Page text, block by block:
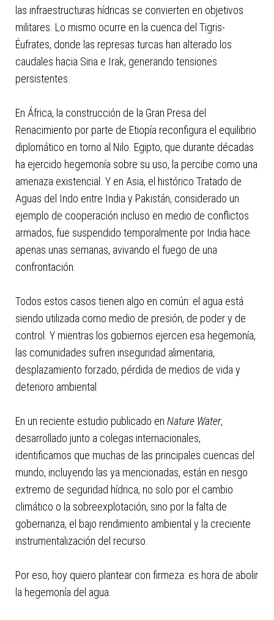
las infraestructuras hídricas se convierten en objetivos
militares. Lo mismo ocurre en la cuenca del Tigris-
Éufrates, donde las represas turcas han alterado los
caudales hacia Siria e Irak, generando tensiones
persistentes.
En África, la construcción de la Gran Presa del
Renacimiento por parte de Etiopía reconfigura el equilibrio
diplomático en torno al Nilo. Egipto, que durante décadas
ha ejercido hegemonía sobre su uso, la percibe como una
amenaza existencial. Y en Asia, el histórico Tratado de
Aguas del Indo entre India y Pakistán, considerado un
ejemplo de cooperación incluso en medio de conflictos
armados, fue suspendido temporalmente por India hace
apenas unas semanas, avivando el fuego de una
confrontación.
Todos estos casos tienen algo en común: el agua está
siendo utilizada como medio de presión, de poder y de
control. Y mientras los gobiernos ejercen esa hegemonía,
las comunidades sufren inseguridad alimentaria,
desplazamiento forzado, pérdida de medios de vida y
deterioro ambiental.
En un reciente estudio publicado en Nature Water,
desarrollado junto a colegas internacionales,
identificamos que muchas de las principales cuencas del
mundo, incluyendo las ya mencionadas, están en riesgo
extremo de seguridad hídrica, no solo por el cambio
climático o la sobreexplotación, sino por la falta de
gobernanza, el bajo rendimiento ambiental y la creciente
instrumentalización del recurso.
Por eso, hoy quiero plantear con firmeza: es hora de abolir
la hegemonía del agua.